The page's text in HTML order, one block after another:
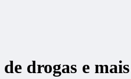
drogas e